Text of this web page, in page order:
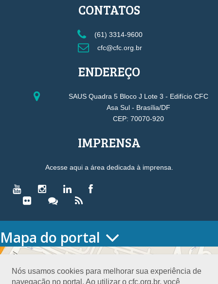
Nós usamos cookies para melhorar sua experiência de
navegação no portal. Ao utilizar o cfc.org.br, você
CONTATOS
(61) 3314-9600
cfc@cfc.org.br
ENDEREÇO
SAUS Quadra 5 Bloco J Lote 3 - Edifício CFC
Asa Sul - Brasília/DF
CEP: 70070-920
IMPRENSA
Acesse aqui a área dedicada à imprensa.
Mapa do portal
HOME
Conselho Diretor